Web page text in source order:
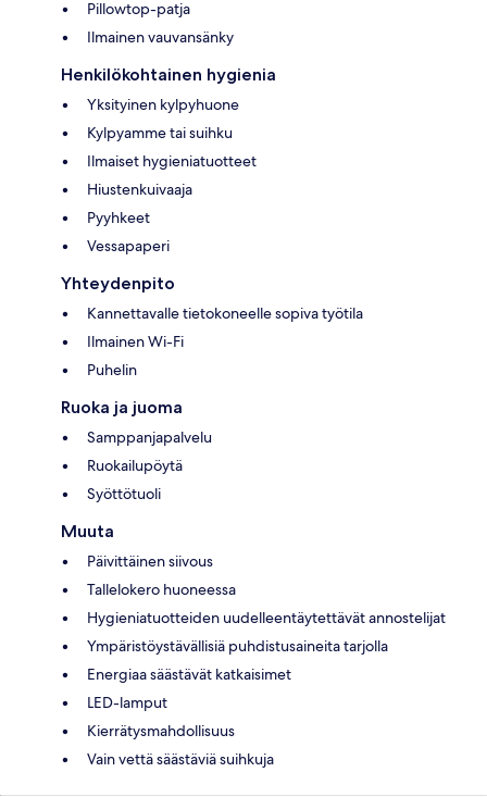
Pillowtop-patja
Ilmainen vauvansänky
Henkilökohtainen hygienia
Yksityinen kylpyhuone
Kylpyamme tai suihku
Ilmaiset hygieniatuotteet
Hiustenkuivaaja
Pyyhkeet
Vessapaperi
Yhteydenpito
Kannettavalle tietokoneelle sopiva työtila
Ilmainen Wi-Fi
Puhelin
Ruoka ja juoma
Samppanjapalvelu
Ruokailupöytä
Syöttötuoli
Muuta
Päivittäinen siivous
Tallelokero huoneessa
Hygieniatuotteiden uudelleentäytettävät annostelijat
Ympäristöystävällisiä puhdistusaineita tarjolla
Energiaa säästävät katkaisimet
LED-lamput
Kierrätysmahdollisuus
Vain vettä säästäviä suihkuja